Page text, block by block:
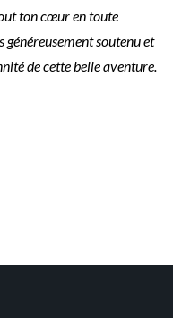
ton cœur en toute
soutenu et
de cette belle aventure.